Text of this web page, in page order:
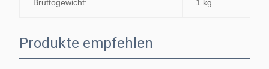
Bruttogewicht: 1 kg
Produkte empfehlen